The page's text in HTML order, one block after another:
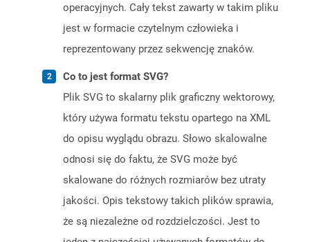
operacyjnych. Cały tekst zawarty w takim pliku
jest w formacie czytelnym człowieka i
reprezentowany przez sekwencję znaków.
Co to jest format SVG?
Plik SVG to skalarny plik graficzny wektorowy,
który używa formatu tekstu opartego na XML
do opisu wyglądu obrazu. Słowo skalowalne
odnosi się do faktu, że SVG może być
skalowane do różnych rozmiarów bez utraty
jakości. Opis tekstowy takich plików sprawia,
że ​​są niezależne od rozdzielczości. Jest to